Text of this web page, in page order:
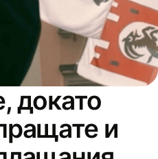
докато
и